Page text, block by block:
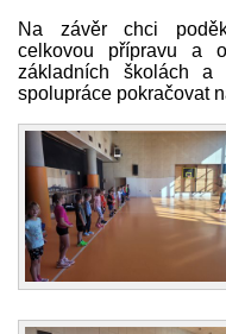
Na závěr chci
celkovou přípravu a
základních školách
spolupráce pokračovat